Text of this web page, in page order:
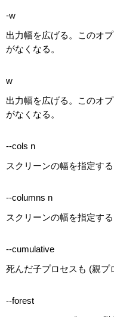
-w
出力幅を広げる。このオ
がなくなる。
w
出力幅を広げる。このオ
がなくなる。
--cols n
スクリーンの幅を指定する
--columns n
スクリーンの幅を指定する
--cumulative
死んだ子プロセスも (親プ
--forest